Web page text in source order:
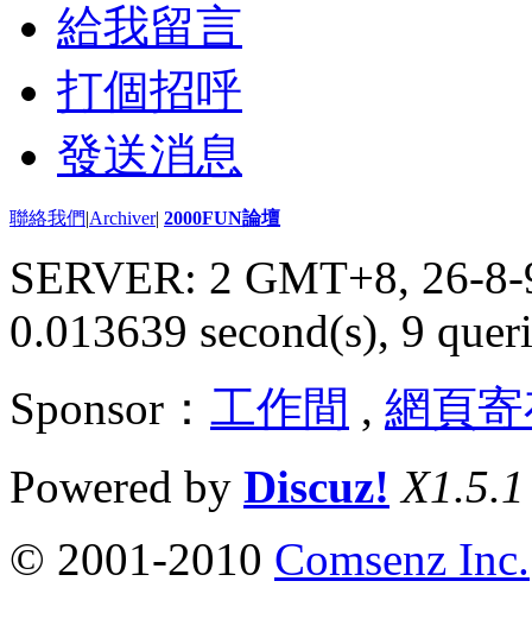
給我留言
打個招呼
發送消息
聯絡我們|Archiver| 2000FUN論壇
SERVER: 2 GMT+8, 26-
0.013639 second(s), 9
Sponsor： 工作間 , 網頁
Powered by Discuz! X1.5.1
© 2001-2010 Comsenz Inc.